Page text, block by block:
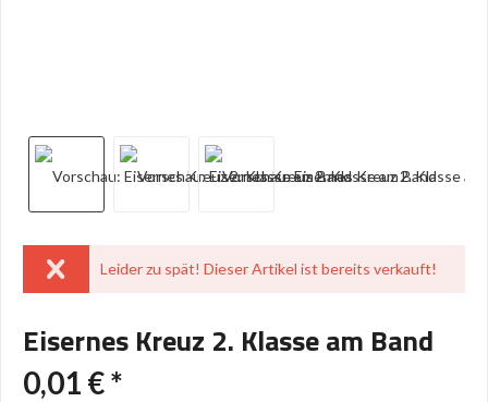
Leider zu spät! Dieser Artikel ist bereits verkauft!
Eisernes Kreuz 2. Klasse am Band
0,01 € *